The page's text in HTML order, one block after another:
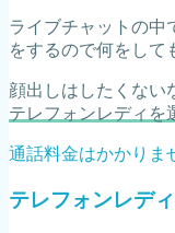
ライブチャットの中
をするので何をして
顔出しはしたくない
テレフォンレディを
通話料金はかかりま
テレフォンレデ